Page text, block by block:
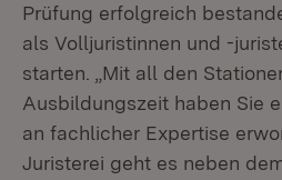
Prüfung erfolgreich
als Volljuristinnen und -
starten. „Mit all den
Ausbildungszeit haben Sie
an fachlicher Expertise
Juristerei geht es neben